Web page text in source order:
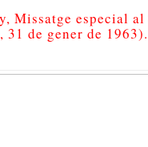
, Missatge especial al
, 31 de gener de 1963).